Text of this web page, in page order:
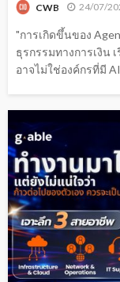
CWB 24/07/
"การเกิดขึ้นของ
ธุรกรรมทางการเงิน
อาจไม่ใช่องค์กรที่มี